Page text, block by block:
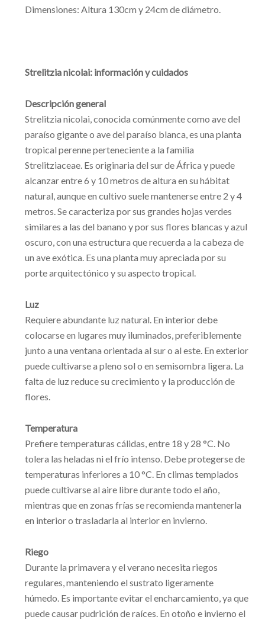
Dimensiones: Altura 130cm y 24cm de diámetro.
Strelitzia nicolai: información y cuidados
Descripción general
Strelitzia nicolai, conocida comúnmente como ave del
paraíso gigante o ave del paraíso blanca, es una planta
tropical perenne perteneciente a la familia
Strelitziaceae. Es originaria del sur de África y puede
alcanzar entre 6 y 10 metros de altura en su hábitat
natural, aunque en cultivo suele mantenerse entre 2 y 4
metros. Se caracteriza por sus grandes hojas verdes
similares a las del banano y por sus flores blancas y azul
oscuro, con una estructura que recuerda a la cabeza de
un ave exótica. Es una planta muy apreciada por su
porte arquitectónico y su aspecto tropical.
Luz
Requiere abundante luz natural. En interior debe
colocarse en lugares muy iluminados, preferiblemente
junto a una ventana orientada al sur o al este. En exterior
puede cultivarse a pleno sol o en semisombra ligera. La
falta de luz reduce su crecimiento y la producción de
flores.
Temperatura
Prefiere temperaturas cálidas, entre 18 y 28 °C. No
tolera las heladas ni el frío intenso. Debe protegerse de
temperaturas inferiores a 10 °C. En climas templados
puede cultivarse al aire libre durante todo el año,
mientras que en zonas frías se recomienda mantenerla
en interior o trasladarla al interior en invierno.
Riego
Durante la primavera y el verano necesita riegos
regulares, manteniendo el sustrato ligeramente
húmedo. Es importante evitar el encharcamiento, ya que
puede causar pudrición de raíces. En otoño e invierno el